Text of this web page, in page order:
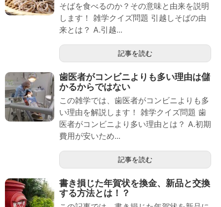
そばを食べるのか？その意味と由来を説明
します！ 雑学クイズ問題 引越しそばの由
来とは？ A.引越...
記事を読む
歯医者がコンビニよりも多い理由は儲
かるからではない
この雑学では、歯医者がコンビニよりも多
い理由を解説します！ 雑学クイズ問題 歯
医者がコンビニより多い理由とは？ A.初期
費用が安いため...
記事を読む
書き損じた年賀状を換金、新品と交換
する方法とは！？